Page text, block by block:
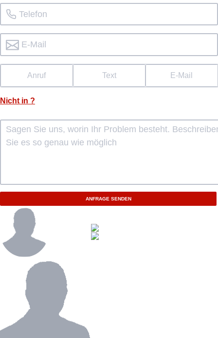
Anruf Text E-Mail
Nicht in ?
ANFRAGE SENDEN